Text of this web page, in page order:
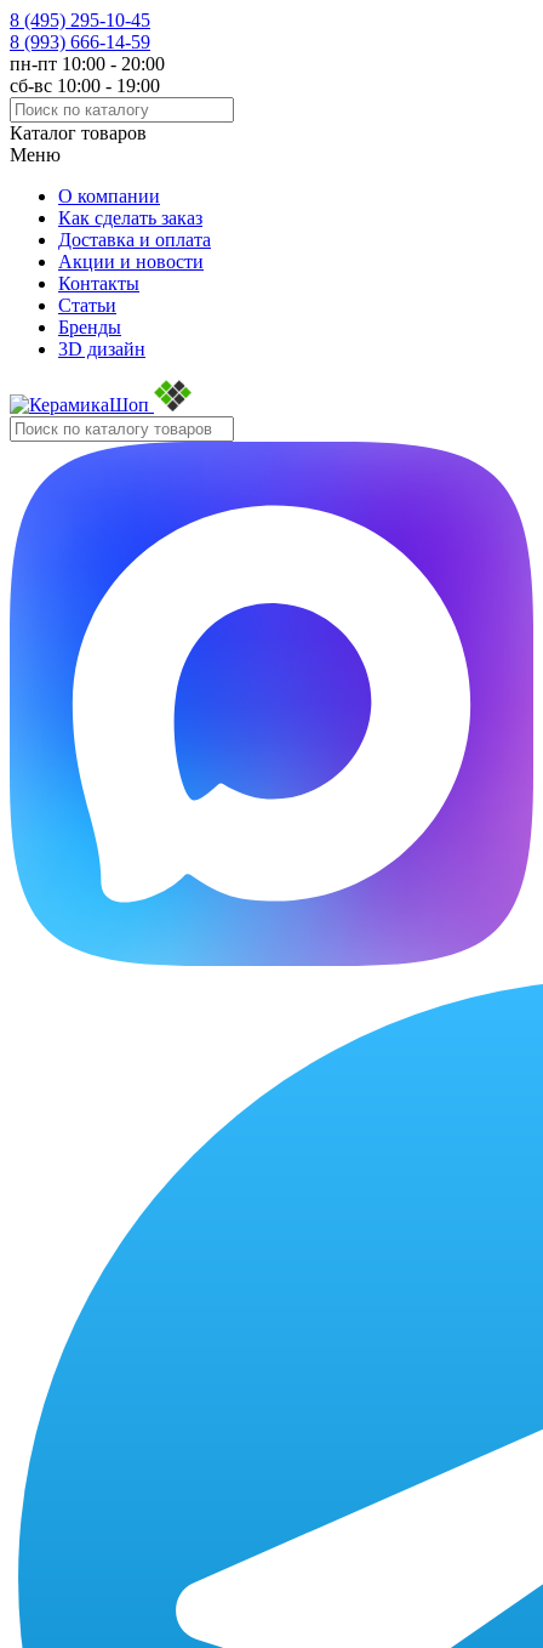
8 (495) 295-10-45
8 (993) 666-14-59
пн-пт 10:00 - 20:00
сб-вс 10:00 - 19:00
Каталог товаров
Меню
О компании
Как сделать заказ
Доставка и оплата
Акции и новости
Контакты
Статьи
Бренды
3D дизайн